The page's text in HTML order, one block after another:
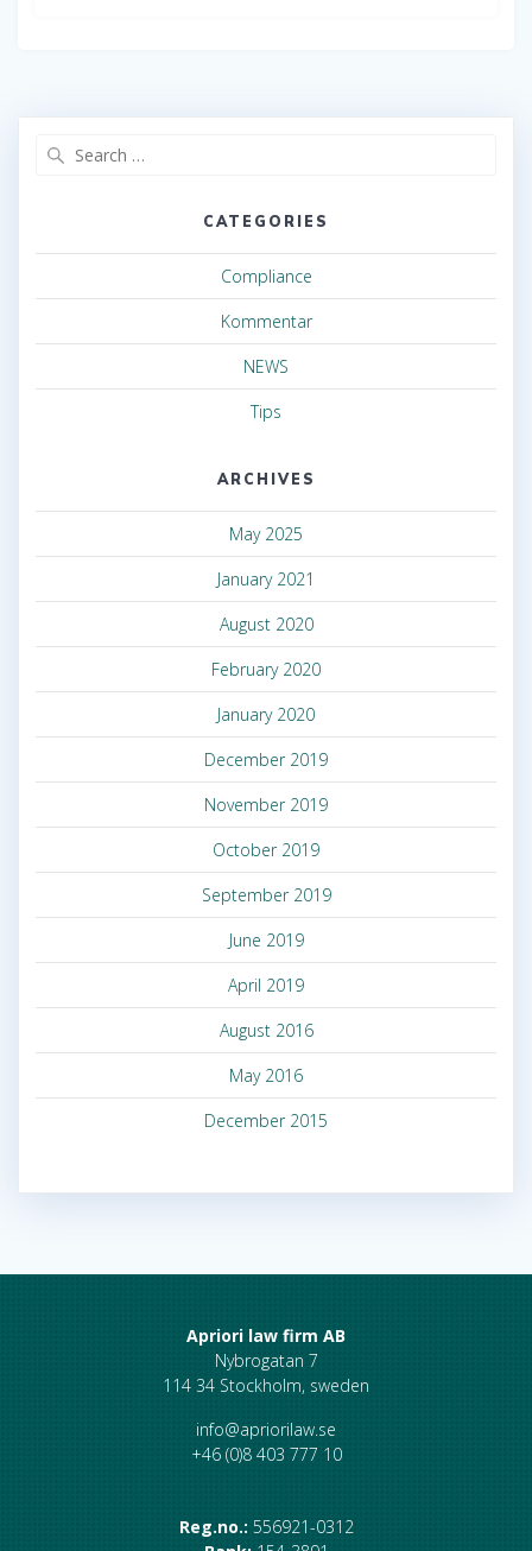
CATEGORIES
Compliance
Kommentar
NEWS
Tips
ARCHIVES
May 2025
January 2021
August 2020
February 2020
January 2020
December 2019
November 2019
October 2019
September 2019
June 2019
April 2019
August 2016
May 2016
December 2015
Apriori law firm AB
Nybrogatan 7
114 34 Stockholm, sweden
info@apriorilaw.se
+46 (0)8 403 777 10
Reg.no.: 556921-0312